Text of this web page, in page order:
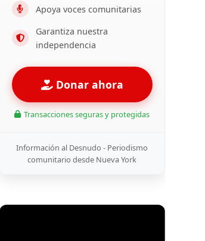
Apoya voces comunitarias
Garantiza nuestra
independencia
Donar ahora
Transacciones seguras y protegidas
Información al Desnudo - Periodismo
comunitario desde Nueva York